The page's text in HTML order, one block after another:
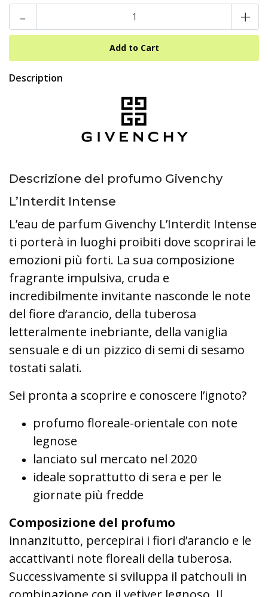
- +
Description
Descrizione del profumo Givenchy
L’Interdit Intense
L’eau de parfum Givenchy L’Interdit Intense
ti porterà in luoghi proibiti dove scoprirai le
emozioni più forti. La sua composizione
fragrante impulsiva, cruda e
incredibilmente invitante nasconde le note
del fiore d’arancio, della tuberosa
letteralmente inebriante, della vaniglia
sensuale e di un pizzico di semi di sesamo
tostati salati.
Sei pronta a scoprire e conoscere l’ignoto?
profumo floreale-orientale con note
legnose
lanciato sul mercato nel 2020
ideale soprattutto di sera e per le
giornate più fredde
Composizione del profumo
innanzitutto, percepirai i fiori d’arancio e le
accattivanti note floreali della tuberosa.
Successivamente si sviluppa il patchouli in